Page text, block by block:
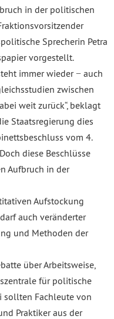
in der politischen
Sprecherin Petra
vorgestellt.
immer wieder − auch
zwischen
weit zurück“, beklagt
Staatsregierung dies
vom 4.
diese Beschlüsse
Aufbruch in der
Aufstockung
auch veränderter
und Methoden der
über Arbeitsweise,
für politische
sollten Fachleute von
Praktiker aus der